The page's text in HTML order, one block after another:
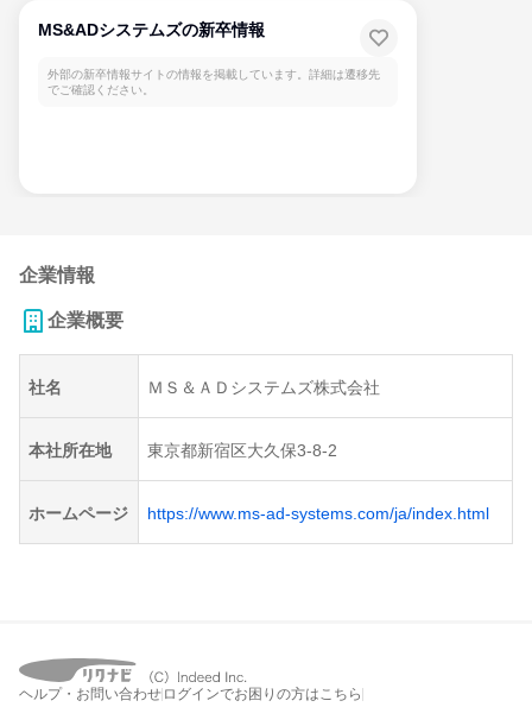
MS&ADシステムズの新卒情報
外部の新卒情報サイトの情報を掲載しています。詳細は遷移先
でご確認ください。
企業情報
企業概要
社名 ＭＳ＆ＡＤシステムズ株式会社
本社所在地 東京都新宿区大久保3-8-2
ホームページ https://www.ms-ad-systems.com/ja/index.html
ヘルプ・お問い合わせ ログインでお困りの方はこちら